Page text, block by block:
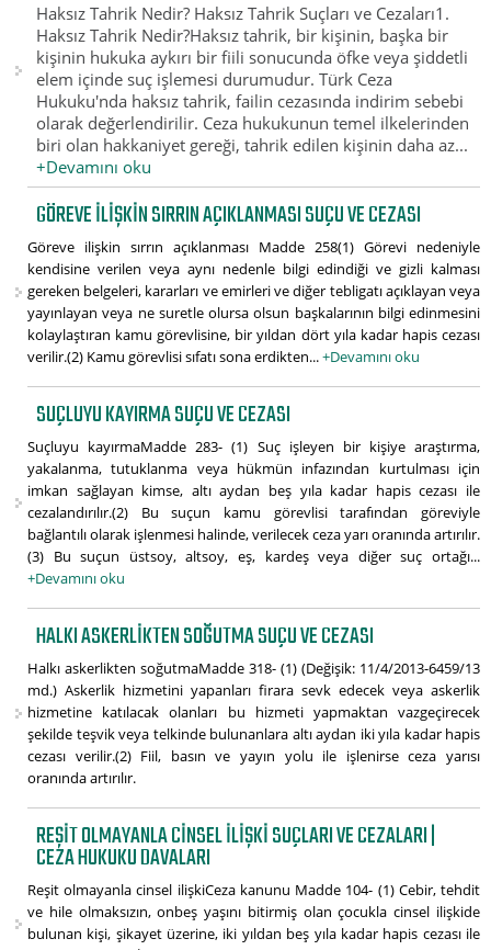
Haksız Tahrik Nedir? Haksız Tahrik Suçları ve Cezaları1.
Haksız Tahrik Nedir?Haksız tahrik, bir kişinin, başka bir
kişinin hukuka aykırı bir fiili sonucunda öfke veya şiddetli
elem içinde suç işlemesi durumudur. Türk Ceza
Hukuku'nda haksız tahrik, failin cezasında indirim sebebi
olarak değerlendirilir. Ceza hukukunun temel ilkelerinden
biri olan hakkaniyet gereği, tahrik edilen kişinin daha az...
+Devamını oku
GÖREVE ILIŞKIN SIRRIN AÇIKLANMASI SUÇU VE CEZASI
Göreve ilişkin sırrın açıklanması Madde 258(1) Görevi nedeniyle
kendisine verilen veya aynı nedenle bilgi edindiği ve gizli kalması
gereken belgeleri, kararları ve emirleri ve diğer tebligatı açıklayan veya
yayınlayan veya ne suretle olursa olsun başkalarının bilgi edinmesini
kolaylaştıran kamu görevlisine, bir yıldan dört yıla kadar hapis cezası
verilir.(2) Kamu görevlisi sıfatı sona erdikten...+Devamını oku
SUÇLUYU KAYIRMA SUÇU VE CEZASI
Suçluyu kayırmaMadde 283- (1) Suç işleyen bir kişiye araştırma,
yakalanma, tutuklanma veya hükmün infazından kurtulması için
imkan sağlayan kimse, altı aydan beş yıla kadar hapis cezası ile
cezalandırılır.(2) Bu suçun kamu görevlisi tarafından göreviyle
bağlantılı olarak işlenmesi halinde, verilecek ceza yarı oranında artırılır.
(3) Bu suçun üstsoy, altsoy, eş, kardeş veya diğer suç ortağı...
+Devamını oku
HALKI ASKERLIKTEN SOĞUTMA SUÇU VE CEZASI
Halkı askerlikten soğutmaMadde 318- (1) (Değişik: 11/4/2013-6459/13
md.) Askerlik hizmetini yapanları firara sevk edecek veya askerlik
hizmetine katılacak olanları bu hizmeti yapmaktan vazgeçirecek
şekilde teşvik veya telkinde bulunanlara altı aydan iki yıla kadar hapis
cezası verilir.(2) Fiil, basın ve yayın yolu ile işlenirse ceza yarısı
oranında artırılır.
REŞIT OLMAYANLA CINSEL ILIŞKI SUÇLARI VE CEZALARI |
CEZA HUKUKU DAVALARI
Reşit olmayanla cinsel ilişkiCeza kanunu Madde 104- (1) Cebir, tehdit
ve hile olmaksızın, onbeş yaşını bitirmiş olan çocukla cinsel ilişkide
bulunan kişi, şikayet üzerine, iki yıldan beş yıla kadar hapis cezası ile